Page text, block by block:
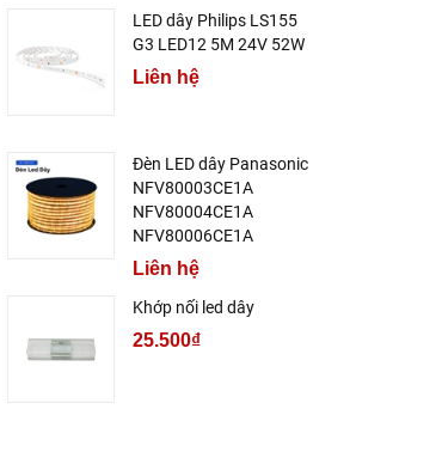
LED dây Philips LS155
G3 LED12 5M 24V 52W
Liên hệ
Đèn LED dây Panasonic
NFV80003CE1A
NFV80004CE1A
NFV80006CE1A
Liên hệ
Khớp nối led dây
25.500₫